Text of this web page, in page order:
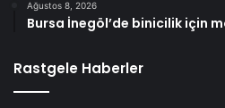
Ağustos 8, 2026
Bursa İnegöl’de binicilik için
Rastgele Haberler